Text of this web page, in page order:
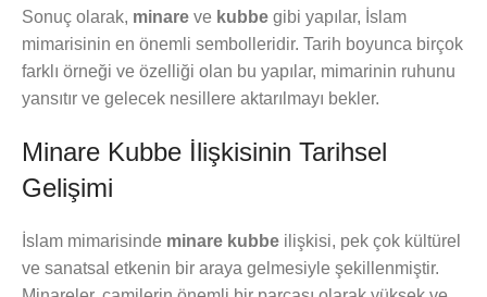
Sonuç olarak, minare ve kubbe gibi yapılar, İslam
mimarisinin en önemli sembolleridir. Tarih boyunca birçok
farklı örneği ve özelliği olan bu yapılar, mimarinin ruhunu
yansıtır ve gelecek nesillere aktarılmayı bekler.
Minare Kubbe İlişkisinin Tarihsel
Gelişimi
İslam mimarisinde minare kubbe ilişkisi, pek çok kültürel
ve sanatsal etkenin bir araya gelmesiyle şekillenmiştir.